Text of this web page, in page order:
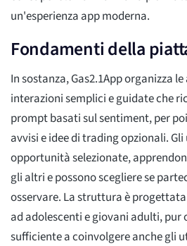
un'esperienza app moderna.
Fondamenti della
In sostanza, Gas2.1App organizza
interazioni semplici e guidate che
prompt basati sul sentiment, per
avvisi e idee di trading opzionali.
opportunità selezionate,
gli altri e possono scegliere se
osservare. La struttura è
ad adolescenti e giovani adulti,
sufficiente a coinvolgere anche gli